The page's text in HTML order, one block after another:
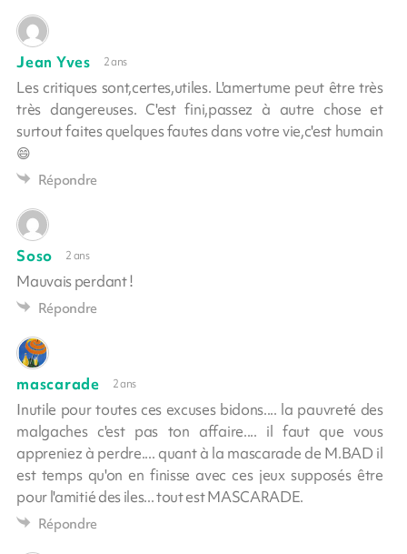
Jean Yves 2 ans
Les critiques sont,certes,utiles. L'amertume peut être très
très dangereuses. C'est fini,passez à autre chose et
surtout faites quelques fautes dans votre vie,c'est humain
😄
Répondre
Soso 2 ans
Mauvais perdant !
Répondre
mascarade 2 ans
Inutile pour toutes ces excuses bidons.... la pauvreté des
malgaches c'est pas ton affaire.... il faut que vous
appreniez à perdre.... quant à la mascarade de M.BAD il
est temps qu'on en finisse avec ces jeux supposés être
pour l'amitié des iles... tout est MASCARADE.
Répondre